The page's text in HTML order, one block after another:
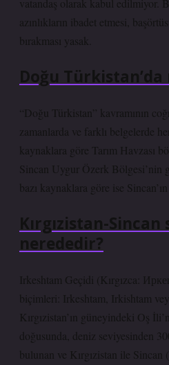
vatandaş olarak kabul edilmiyor.
azınlıkların ibadet etmesi,
bırakması yasak.
Doğu
“Doğu Türkistan” kavramının
zamanlarda ve farklı belgelerde
kaynaklara göre Tarım Havzası
Sincan Uygur Özerk Bölgesi’nin
bazı kaynaklara göre ise
Kırgızistan-Sincan
nerededir?
Irkeshtam Geçidi (Kırgızca:
biçimleri: Irkeshtam, Irkishtam
Kırgızistan’ın güneyindeki Oş
doğusunda, deniz seviyesinden
bulunan ve Kırgızistan ile Sincan